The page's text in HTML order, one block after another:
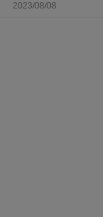
2023/08/08